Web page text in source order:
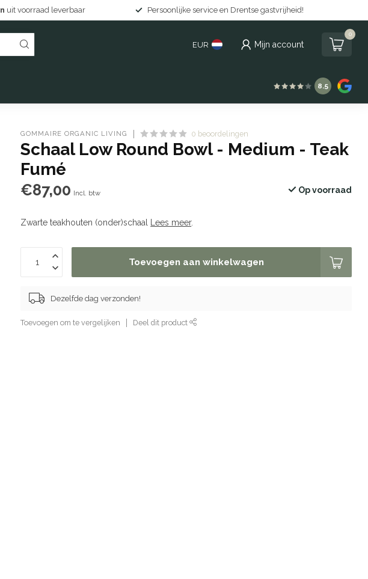
Persoonlijke service en Drentse gastvrijheid! Gratis levering in Nederland
EUR Mijn account
0
8.5
GOMMAIRE ORGANIC LIVING 0 beoordelingen
Schaal Low Round Bowl - Medium - Teak
Fumé
€87,00 Incl. btw Op voorraad
Zwarte teakhouten (onder)schaal Lees meer.
Toevoegen aan winkelwagen
Dezelfde dag verzonden!
Toevoegen om te vergelijken Deel dit product